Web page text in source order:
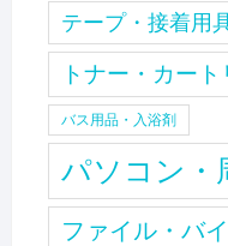
テープ・接着用
トナー・カー
バス用品・入浴剤
パソコン・
ファイル・バ